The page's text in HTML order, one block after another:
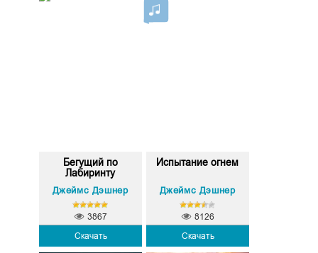
Бегущий по
Лабиринту
Джеймс Дэшнер
Скачать
3867
Испытание огнем
Джеймс Дэшнер
Скачать
8126